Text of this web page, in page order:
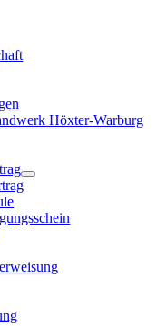
Höxter-Warburg